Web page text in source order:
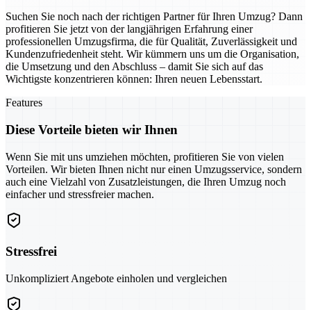
Suchen Sie noch nach der richtigen Partner für Ihren Umzug? Dann
profitieren Sie jetzt von der langjährigen Erfahrung einer
professionellen Umzugsfirma, die für Qualität, Zuverlässigkeit und
Kundenzufriedenheit steht. Wir kümmern uns um die Organisation,
die Umsetzung und den Abschluss – damit Sie sich auf das
Wichtigste konzentrieren können: Ihren neuen Lebensstart.
Features
Diese Vorteile bieten wir Ihnen
Wenn Sie mit uns umziehen möchten, profitieren Sie von vielen
Vorteilen. Wir bieten Ihnen nicht nur einen Umzugsservice, sondern
auch eine Vielzahl von Zusatzleistungen, die Ihren Umzug noch
einfacher und stressfreier machen.
Stressfrei
Unkompliziert Angebote einholen und vergleichen